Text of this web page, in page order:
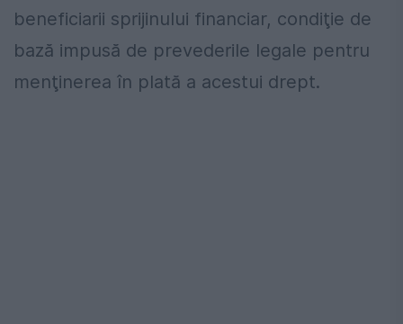
beneficiarii sprijinului financiar, condiţie de
bază impusă de prevederile legale pentru
menţinerea în plată a acestui drept.